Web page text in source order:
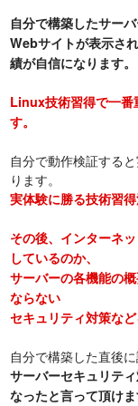
自分で構築したサー
Webサイトが表示さ
績が自信になります。
Linux技術習得で一番
す。
自分で動作検証する
ります。
実体験に勝る技術習得
その後、インターネ
しているのか、
サーバーの各機能の
ならない
セキュリティ対策など
自分で構築した直後
サーバーセキュリテ
なったと言って頂けま